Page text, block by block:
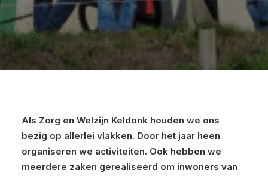
Als Zorg en Welzijn Keldonk houden we ons
bezig op allerlei vlakken. Door het jaar heen
organiseren we activiteiten. Ook hebben we
meerdere zaken gerealiseerd om inwoners van